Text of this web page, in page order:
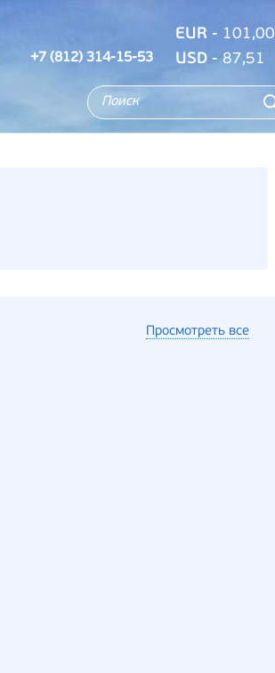
+7 (812) 314-15-53
EUR - 101,00
USD - 87,51
Просмотреть все